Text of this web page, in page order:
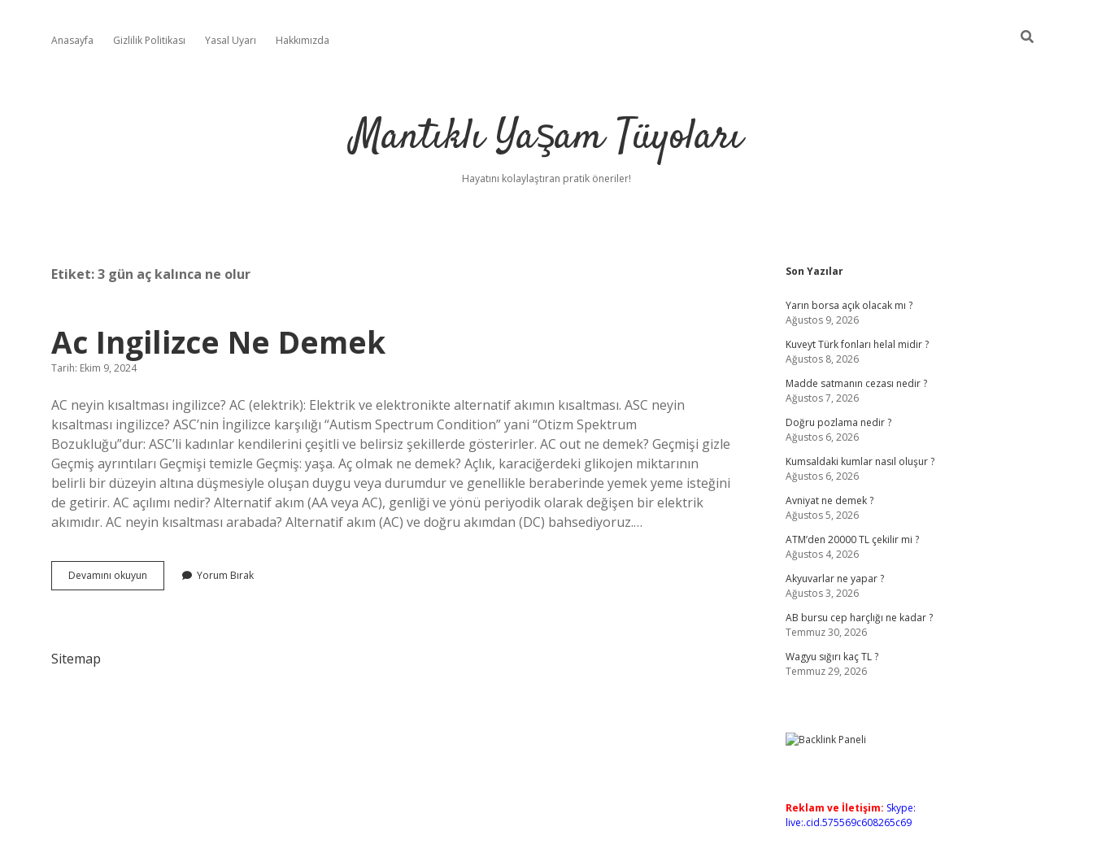
Anasayfa Gizlilik Politikası Yasal Uyarı Hakkımızda
Mantıklı Yaşam Tüyoları
Hayatını kolaylaştıran pratik öneriler!
Etiket:3 gün aç kalınca ne olur
Ac Ingilizce Ne Demek
Tarih: Ekim 9, 2024
AC neyin kısaltması ingilizce? AC (elektrik): Elektrik ve elektronikte alternatif akımın kısaltması. ASC neyin
kısaltması ingilizce? ASC’nin İngilizce karşılığı “Autism Spectrum Condition” yani “Otizm Spektrum
Bozukluğu”dur: ASC’li kadınlar kendilerini çeşitli ve belirsiz şekillerde gösterirler. AC out ne demek? Geçmişi gizle
Geçmiş ayrıntıları Geçmişi temizle Geçmiş: yaşa. Aç olmak ne demek? Açlık, karaciğerdeki glikojen miktarının
belirli bir düzeyin altına düşmesiyle oluşan duygu veya durumdur ve genellikle beraberinde yemek yeme isteğini
de getirir. AC açılımı nedir? Alternatif akım (AA veya AC), genliği ve yönü periyodik olarak değişen bir elektrik
akımıdır. AC neyin kısaltması arabada? Alternatif akım (AC) ve doğru akımdan (DC) bahsediyoruz.…
Devamını okuyun
Ingilizce
Yorum Bırak
Sitemap
Sidebar
Son Yazılar
Yarın borsa açık olacak mı ?
Ağustos 9, 2026
Kuveyt Türk fonları helal midir ?
Ağustos 8, 2026
Madde satmanın cezası nedir ?
Ağustos 7, 2026
Doğru pozlama nedir ?
Ağustos 6, 2026
Kumsaldaki kumlar nasıl oluşur ?
Ağustos 6, 2026
Avniyat ne demek ?
Ağustos 5, 2026
ATM’den 20000 TL çekilir mi ?
Ağustos 4, 2026
Akyuvarlar ne yapar ?
Ağustos 3, 2026
AB bursu cep harçlığı ne kadar ?
Temmuz 30, 2026
Wagyu sığırı kaç TL ?
Temmuz 29, 2026
Reklam ve İletişim: Skype:
live:.cid.575569c608265c69